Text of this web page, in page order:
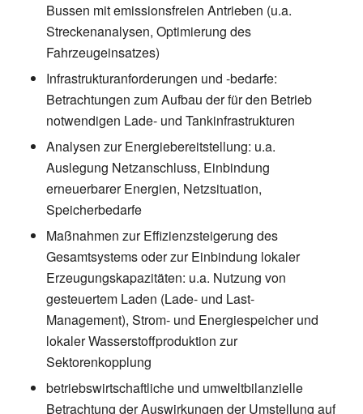
Bussen mit emissionsfreien Antrieben (u.a.
Streckenanalysen, Optimierung des
Fahrzeugeinsatzes)
Infrastrukturanforderungen und -bedarfe:
Betrachtungen zum Aufbau der für den Betrieb
notwendigen Lade- und Tankinfrastrukturen
Analysen zur Energiebereitstellung: u.a.
Auslegung Netzanschluss, Einbindung
erneuerbarer Energien, Netzsituation,
Speicherbedarfe
Maßnahmen zur Effizienzsteigerung des
Gesamtsystems oder zur Einbindung lokaler
Erzeugungskapazitäten: u.a. Nutzung von
gesteuertem Laden (Lade- und Last-
Management), Strom- und Energiespeicher und
lokaler Wasserstoffproduktion zur
Sektorenkopplung
betriebswirtschaftliche und umweltbilanzielle
Betrachtung der Auswirkungen der Umstellung auf